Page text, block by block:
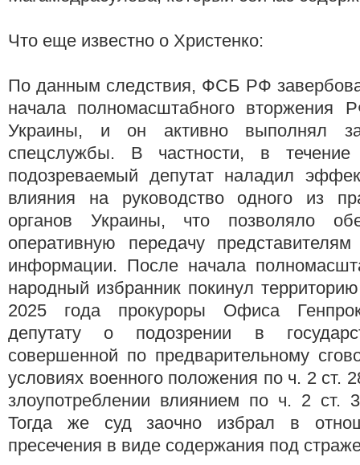
Что еще известно о Христенко:
По данным следствия, ФСБ РФ
начала полномасштабного вторжения
Украины, и он активно выполнял
спецслужбы. В частности, в течение
подозреваемый депутат наладил
влияния на руководство одного из
органов Украины, что позволяло
оперативную передачу
информации. После начала
народный избранник покинул
2025 года прокуроры Офиса
депутату о подозрении в
совершенной по предварительному
условиях военного положения по ч. 2 ст.
злоупотреблении влиянием по ч. 2 ст.
Тогда же суд заочно избрал в
пресечения в виде содержания под